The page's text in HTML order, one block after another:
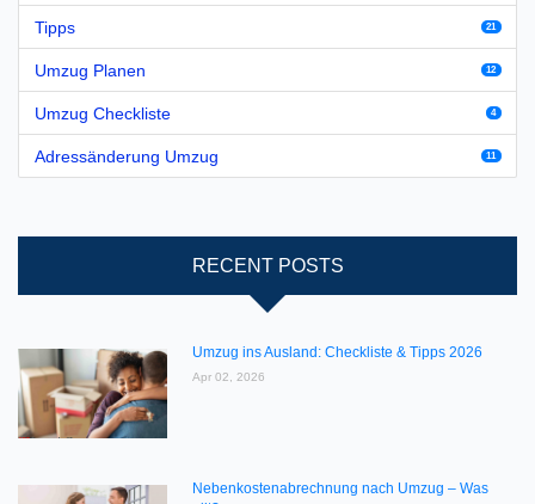
Tipps 21
Umzug Planen 12
Umzug Checkliste 4
Adressänderung Umzug 11
RECENT POSTS
Umzug ins Ausland: Checkliste & Tipps 2026
Apr 02, 2026
Nebenkostenabrechnung nach Umzug – Was